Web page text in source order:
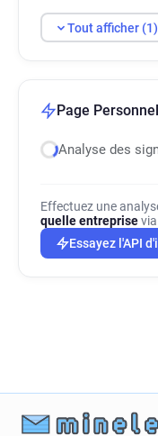
Tout afficher (1)
Page
Analyse des
Effectuez une
quelle entreprise
Essayez l'API